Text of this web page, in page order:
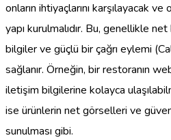
onların ihtiyaçlarını karşılayacak
yapı kurulmalıdır. Bu, genellikle
bilgiler ve güçlü bir çağrı eylemi
sağlanır. Örneğin, bir restoranın
iletişim bilgilerine kolayca
ise ürünlerin net görselleri ve
sunulması gibi.